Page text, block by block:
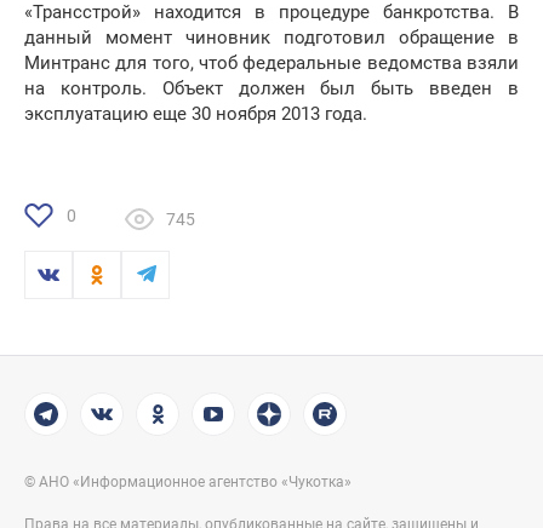
«Трансстрой» находится в процедуре банкротства. В
данный момент чиновник подготовил обращение в
Минтранс для того, чтоб федеральные ведомства взяли
на контроль. Объект должен был быть введен в
эксплуатацию еще 30 ноября 2013 года.
0 745
© АНО «Информационное агентство «Чукотка»
Права на все материалы, опубликованные на сайте, защищены и